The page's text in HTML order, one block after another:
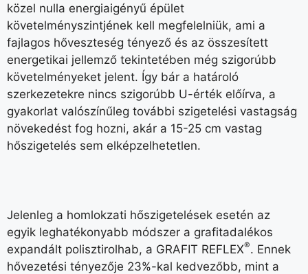
közel nulla energiaigényű épület
követelményszintjének kell megfelelniük, ami a
fajlagos hőveszteség tényező és az összesített
energetikai jellemző tekintetében még szigorúbb
követelményeket jelent. Így bár a határoló
szerkezetekre nincs szigorúbb U-érték előírva, a
gyakorlat valószínűleg további szigetelési vastagság
növekedést fog hozni, akár a 15-25 cm vastag
hőszigetelés sem elképzelhetetlen.
Jelenleg a homlokzati hőszigetelések esetén az
egyik leghatékonyabb módszer a grafitadalékos
expandált polisztirolhab, a GRAFIT REFLEX®. Ennek
hővezetési tényezője 23%-kal kedvezőbb, mint a